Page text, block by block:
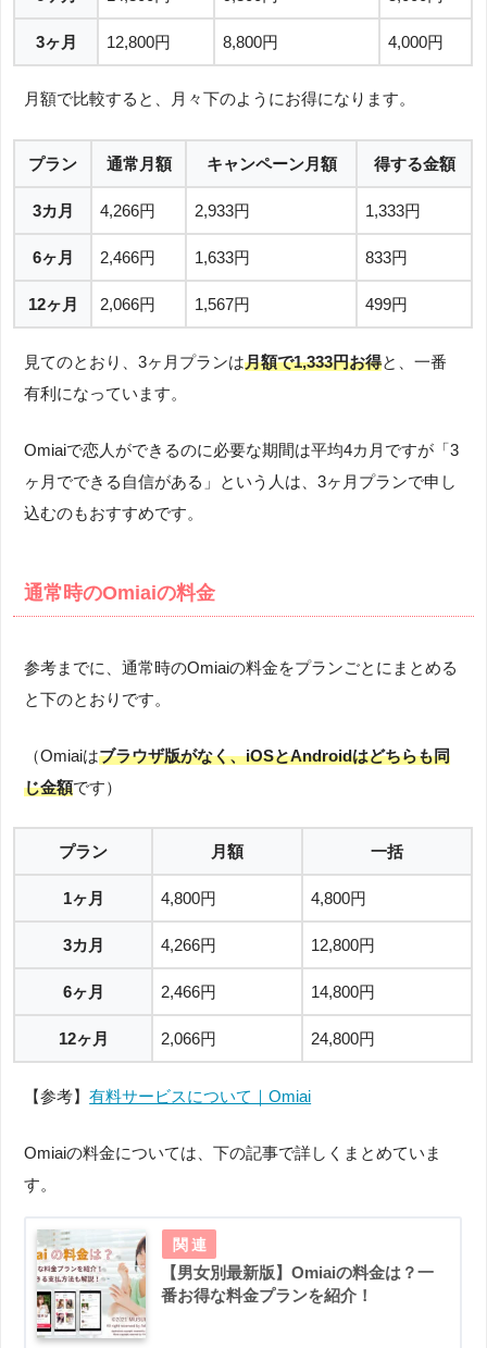
3ヶ月 12,800円 8,800円 4,000円
月額で比較すると、月々下のようにお得になります。
プラン 通常月額 キャンペーン月額 得する金額
3カ月 4,266円 2,933円 1,333円
6ヶ月 2,466円 1,633円 833円
12ヶ月 2,066円 1,567円 499円
見てのとおり、3ヶ月プランは月額で1,333円お得と、一番
有利になっています。
Omiaiで恋人ができるのに必要な期間は平均4カ月ですが「3
ヶ月でできる自信がある」という人は、3ヶ月プランで申し
込むのもおすすめです。
通常時のOmiaiの料金
参考までに、通常時のOmiaiの料金をプランごとにまとめる
と下のとおりです。
（Omiaiはブラウザ版がなく、iOSとAndroidはどちらも同
じ金額です）
プラン 月額 一括
1ヶ月 4,800円 4,800円
3カ月 4,266円 12,800円
6ヶ月 2,466円 14,800円
12ヶ月 2,066円 24,800円
【参考】有料サービスについて｜Omiai
Omiaiの料金については、下の記事で詳しくまとめていま
す。
【男女別最新版】Omiaiの料金は？一
番お得な料金プランを紹介！